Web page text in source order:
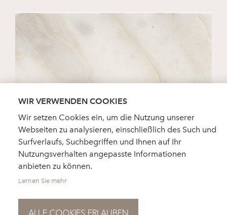
CALACATTA GOLD EXTRA
WIR VERWENDEN COOKIES
Wir setzen Cookies ein, um die Nutzung unserer
Webseiten zu analysieren, einschließlich des Such und
Surfverlaufs, Suchbegriffen und Ihnen auf Ihr
Nutzungsverhalten angepasste Informationen
anbieten zu können.
Lernen Sie mehr